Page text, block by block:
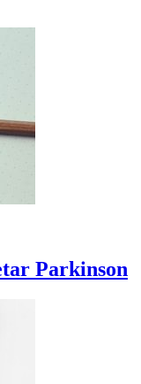
Parkinson